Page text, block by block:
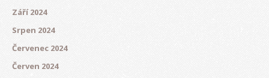
Září 2024
Srpen 2024
Červenec 2024
Červen 2024